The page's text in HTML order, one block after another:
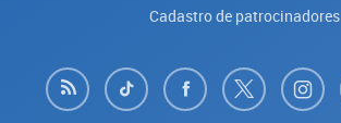
Cadastro de patrocinadores